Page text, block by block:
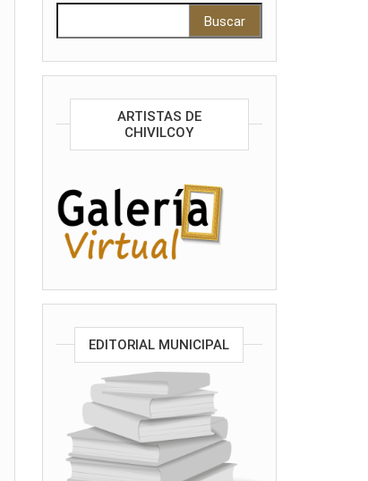
ARTISTAS DE
CHIVILCOY
EDITORIAL MUNICIPAL